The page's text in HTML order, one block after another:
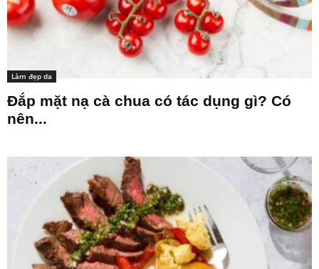
Làm đẹp da
Đắp mặt nạ cà chua có tác dụng gì? Có
nên...